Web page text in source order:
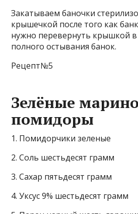
Закатываем баночки
крышечкой после того как
нужно перевернуть крышкой
полного остывания банок.
Рецепт№5
Зелёные
помидоры
1. Помидорчики зеленые
2. Соль шестьдесят грамм
3. Сахар пятьдесят грамм
4. Уксус 9% шестьдесят грамм